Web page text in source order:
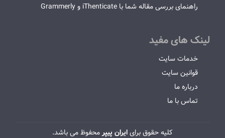
راهنمای بررسی مقاله شما با iThenticate و Grammerly
لینک های مفید
خدمات سایت
قوانین سایت
درباره ما
تماس با ما
کلیه حقوق برایایران پیپرمحفوظ می باشد.